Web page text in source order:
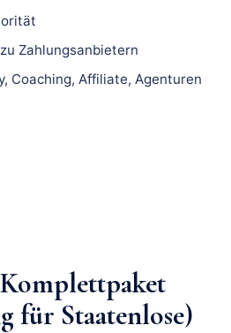
Zahlungsanbietern
Coaching, Affiliate, Agenturen
für Staatenlose)